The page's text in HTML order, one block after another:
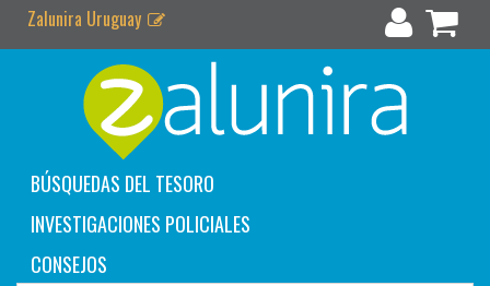
Zalunira Uruguay
BÚSQUEDAS DEL TESORO
INVESTIGACIONES POLICIALES
CONSEJOS